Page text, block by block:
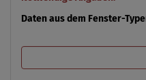
Daten aus dem Fenster-